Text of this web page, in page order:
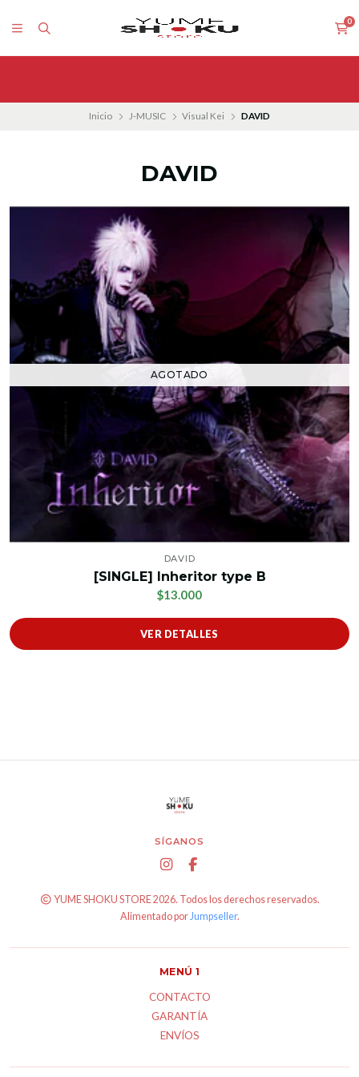
0
Inicio J-MUSIC Visual Kei DAVID
DAVID
AGOTADO
DAVID
[SINGLE] Inheritor type B
$13.000
VER DETALLES
SÍGANOS
YUME SHOKU STORE 2026. Todos los derechos reservados.
Alimentado porJumpseller.
MENÚ 1
CONTACTO
GARANTÍA
ENVÍOS